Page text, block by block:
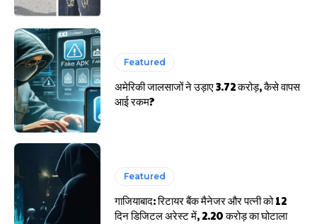
HIGHLIGHT
हर खाते के बदले मिलते थे 20 से 25 हजार
Featured
अमेरिकी जालसाजों ने उड़ाए 3.72 करोड़, कैसे वापस
आई रकम?
Featured
गाजियाबाद: रिटायर बैंक मैनेजर और पत्नी को 12
दिन डिजिटल अरेस्ट में, 2.20 करोड़ का घोटाला